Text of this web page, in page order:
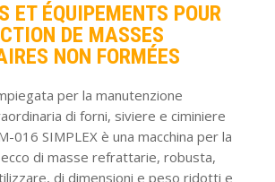
ET ÉQUIPEMENTS POUR
DE MASSES
NON FORMÉES
per la manutenzione
di forni, siviere e ciminiere
016 SIMPLEX è una macchina per la
di masse refrattarie, robusta,
di dimensioni e peso ridotti e